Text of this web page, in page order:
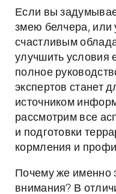
Если вы
змею белчера, или
счастливым
улучшить условия
полное
экспертов станет
источником
рассмотрим все
и подготовки
кормления и
Почему же именно
внимания? В